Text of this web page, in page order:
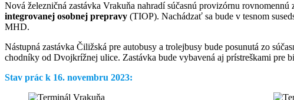
Nová železničná zastávka Vrakuňa nahradí súčasnú provizórnu
integrovanej osobnej prepravy (TIOP). Nachádzať sa bude v tesnom
MHD.
Nástupná zastávka Čiližská pre autobusy a trolejbusy bude posunutá zo
chodníky od Dvojkrížnej ulice. Zastávka bude vybavená aj prístreškami pre
Stav prác k 16. novembru 2023: